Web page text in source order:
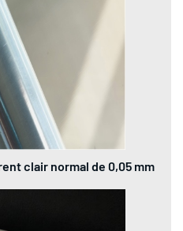
clair normal de 0,05 mm